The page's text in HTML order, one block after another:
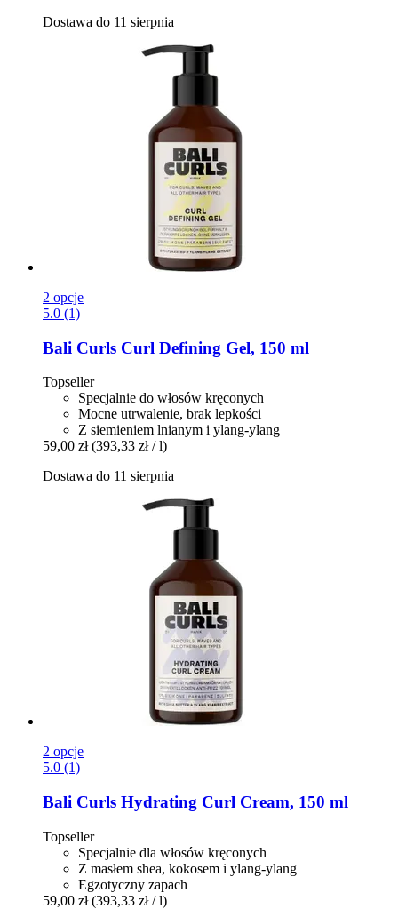
Dostawa do 11 sierpnia
2 opcje
5.0 (1)
Bali Curls Curl Defining Gel, 150 ml
Topseller
Specjalnie do włosów kręconych
Mocne utrwalenie, brak lepkości
Z siemieniem lnianym i ylang-ylang
59,00 zł (393,33 zł / l)
Dostawa do 11 sierpnia
2 opcje
5.0 (1)
Bali Curls Hydrating Curl Cream, 150 ml
Topseller
Specjalnie dla włosów kręconych
Z masłem shea, kokosem i ylang-ylang
Egzotyczny zapach
59,00 zł (393,33 zł / l)